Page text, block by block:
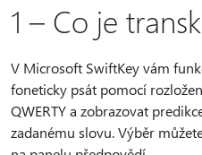
1 – Co je
V Microsoft SwiftKey vám
foneticky psát pomocí
QWERTY a zobrazovat
zadanému slovu. Výběr